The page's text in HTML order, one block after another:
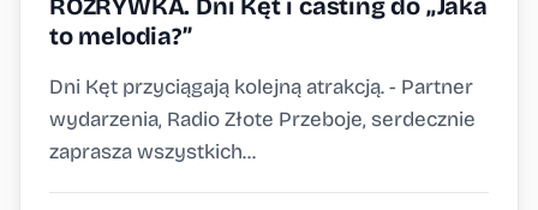
ROZRYWKA. Dni Kęt i casting do „Jaka
to melodia?”
Dni Kęt przyciągają kolejną atrakcją. - Partner
wydarzenia, Radio Złote Przeboje, serdecznie
zaprasza wszystkich...